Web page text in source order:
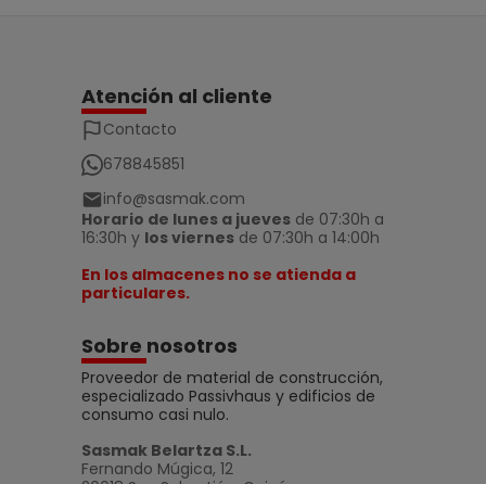
Atención al cliente
Contacto
678845851
info@sasmak.com
Horario de lunes a jueves de 07:30h a
16:30h y los viernes de 07:30h a 14:00h
En los almacenes no se atienda a
particulares.
Sobre nosotros
Proveedor de material de construcción,
especializado Passivhaus y edificios de
consumo casi nulo.
Sasmak Belartza S.L.
Fernando Múgica, 12